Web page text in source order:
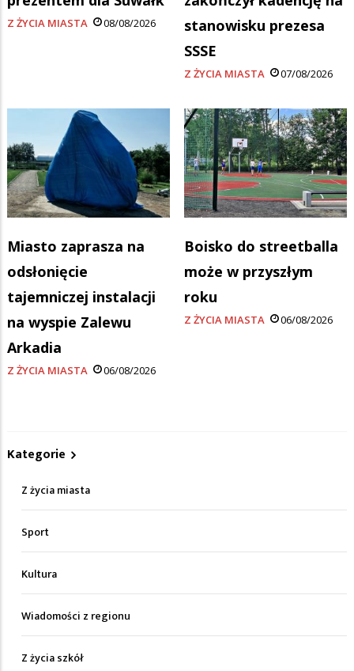
Z ŻYCIA MIASTA 08/08/2026
stanowisku prezesa
SSSE
Z ŻYCIA MIASTA 07/08/2026
Miasto zaprasza na
odsłonięcie
tajemniczej instalacji
na wyspie Zalewu
Arkadia
Z ŻYCIA MIASTA 06/08/2026
Boisko do streetballa
może w przyszłym
roku
Z ŻYCIA MIASTA 06/08/2026
Kategorie
Z życia miasta
Sport
Kultura
Wiadomości z regionu
Z życia szkół